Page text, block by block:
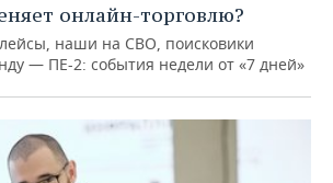
онлайн-торговлю?
наши на СВО, поисковики
— ПЕ-2: события недели от «7 дней»